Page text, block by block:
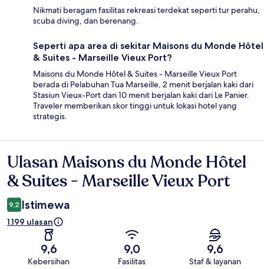
Nikmati beragam fasilitas rekreasi terdekat seperti tur perahu,
scuba diving, dan berenang.
Seperti apa area di sekitar Maisons du Monde Hôtel
& Suites - Marseille Vieux Port?
Maisons du Monde Hôtel & Suites - Marseille Vieux Port
berada di Pelabuhan Tua Marseille, 2 menit berjalan kaki dari
Stasiun Vieux-Port dan 10 menit berjalan kaki dari Le Panier.
Traveler memberikan skor tinggi untuk lokasi hotel yang
strategis.
Ulasan
Ulasan Maisons du Monde Hôtel
& Suites - Marseille Vieux Port
9,2 Istimewa
1.199 ulasan
9,6
Kebersihan
9,0
Fasilitas
9,6
Staf & layanan